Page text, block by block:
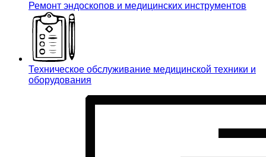
Ремонт эндоскопов и медицинских инструментов
Техническое обслуживание медицинской техники и
оборудования